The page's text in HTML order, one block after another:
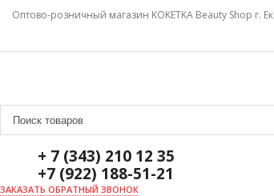
Оптово-розничный магазин KOKETKA Beauty Shop г.
+ 7 (343) 210 12 35
+7 (922) 188-51-21
ЗАКАЗАТЬ ОБРАТНЫЙ ЗВОНОК